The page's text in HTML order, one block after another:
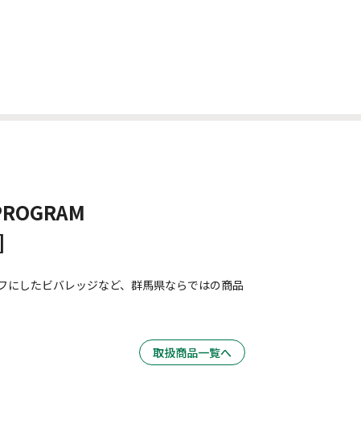
にしたビバレッジなど、群馬県ならではの商品
取扱商品一覧へ